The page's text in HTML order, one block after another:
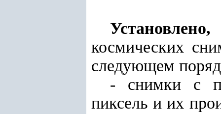
Установлено,
космических
следующем
- снимки с
пиксель и их